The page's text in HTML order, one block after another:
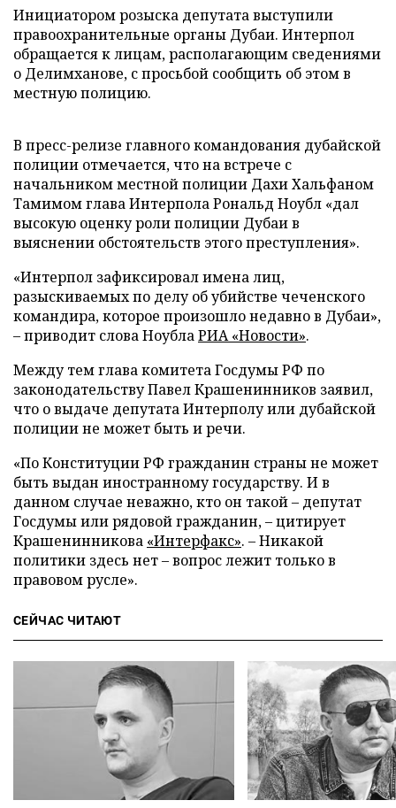
Инициатором розыска депутата выступили
правоохранительные органы Дубаи. Интерпол
обращается к лицам, располагающим сведениями
о Делимханове, с просьбой сообщить об этом в
местную полицию.
В пресс-релизе главного командования дубайской
полиции отмечается, что на встрече с
начальником местной полиции Дахи Хальфаном
Тамимом глава Интерпола Рональд Ноубл «дал
высокую оценку роли полиции Дубаи в
выяснении обстоятельств этого преступления».
«Интерпол зафиксировал имена лиц,
разыскиваемых по делу об убийстве чеченского
командира, которое произошло недавно в Дубаи»,
– приводит слова НоублаРИА «Новости».
Между тем глава комитета Госдумы РФ по
законодательству Павел Крашенинников заявил,
что о выдаче депутата Интерполу или дубайской
полиции не может быть и речи.
«По Конституции РФ гражданин страны не может
быть выдан иностранному государству. И в
данном случае неважно, кто он такой – депутат
Госдумы или рядовой гражданин, – цитирует
Крашенинникова «Интерфакс». – Никакой
политики здесь нет – вопрос лежит только в
правовом русле».
СЕЙЧАС ЧИТАЮТ